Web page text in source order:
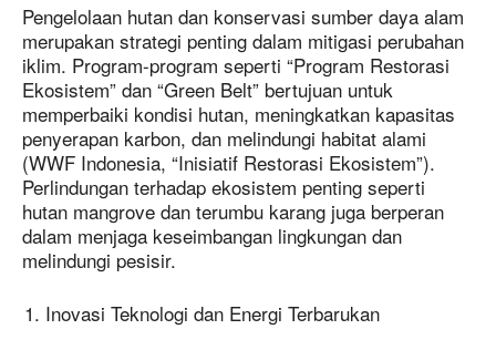
Pengelolaan hutan dan konservasi sumber daya alam
merupakan strategi penting dalam mitigasi perubahan
iklim. Program-program seperti “Program Restorasi
Ekosistem” dan “Green Belt” bertujuan untuk
memperbaiki kondisi hutan, meningkatkan kapasitas
penyerapan karbon, dan melindungi habitat alami
(WWF Indonesia, “Inisiatif Restorasi Ekosistem”).
Perlindungan terhadap ekosistem penting seperti
hutan mangrove dan terumbu karang juga berperan
dalam menjaga keseimbangan lingkungan dan
melindungi pesisir.
Inovasi Teknologi dan Energi Terbarukan